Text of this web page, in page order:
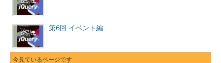
第6回 イベント編